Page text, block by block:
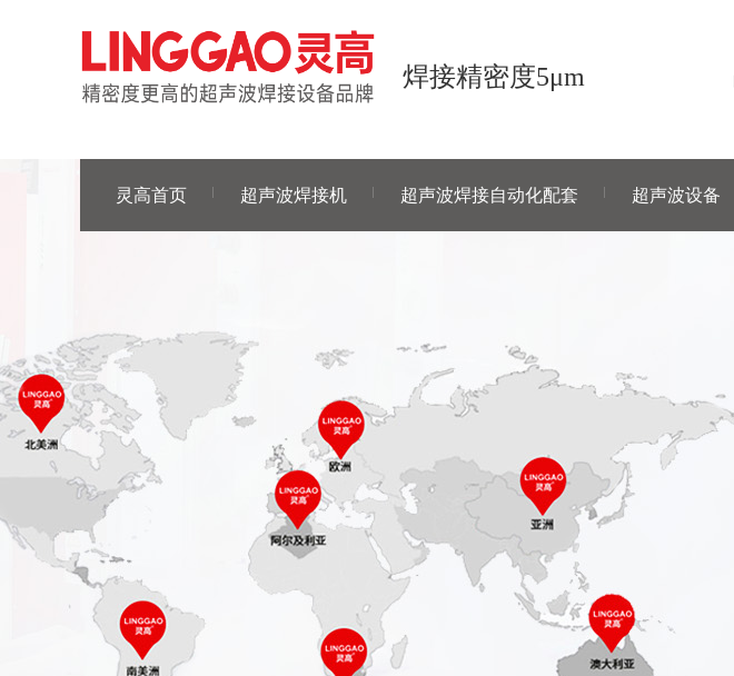
焊接精密度5μm
灵高首页 超声波焊接机 超声波焊接自动化配套 超声波设备